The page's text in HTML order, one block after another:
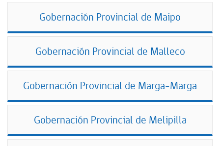
Gobernación Provincial de Maipo
Gobernación Provincial de Malleco
Gobernación Provincial de Marga-Marga
Gobernación Provincial de Melipilla